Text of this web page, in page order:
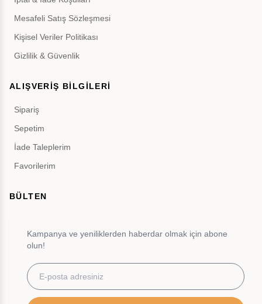
Mesafeli Satış Sözleşmesi
Kişisel Veriler Politikası
Gizlilik & Güvenlik
ALIŞVERİŞ BİLGİLERİ
Sipariş
Sepetim
İade Taleplerim
Favorilerim
BÜLTEN
Kampanya ve yeniliklerden haberdar olmak için abone
olun!